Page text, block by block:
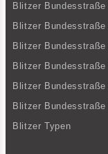
Blitzer Bundesstraße
Blitzer Bundesstraße
Blitzer Bundesstraße
Blitzer Bundesstraße
Blitzer Bundesstraße
Blitzer Bundesstraße
Blitzer Typen